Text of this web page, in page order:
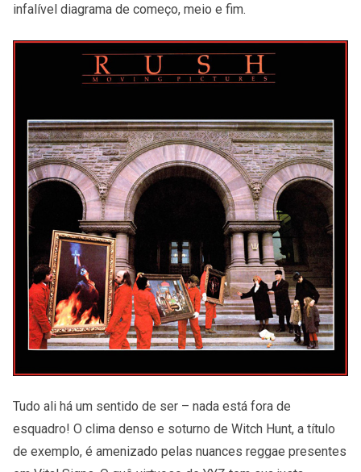
infalível diagrama de começo, meio e fim.
Tudo ali há um sentido de ser – nada está fora de
esquadro! O clima denso e soturno de Witch Hunt, a título
de exemplo, é amenizado pelas nuances reggae presentes